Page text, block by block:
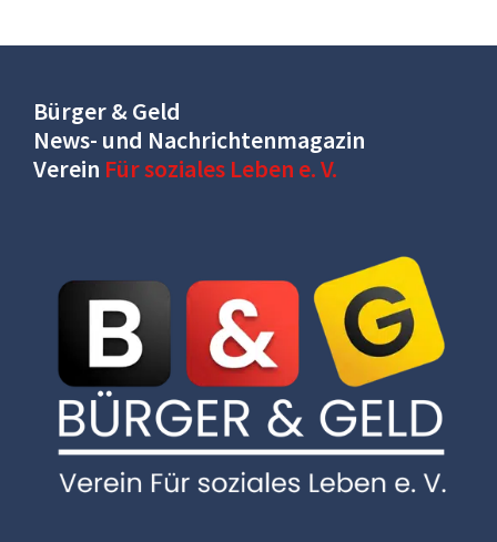
Bürger & Geld
News- und Nachrichtenmagazin
Verein Für soziales Leben e. V.